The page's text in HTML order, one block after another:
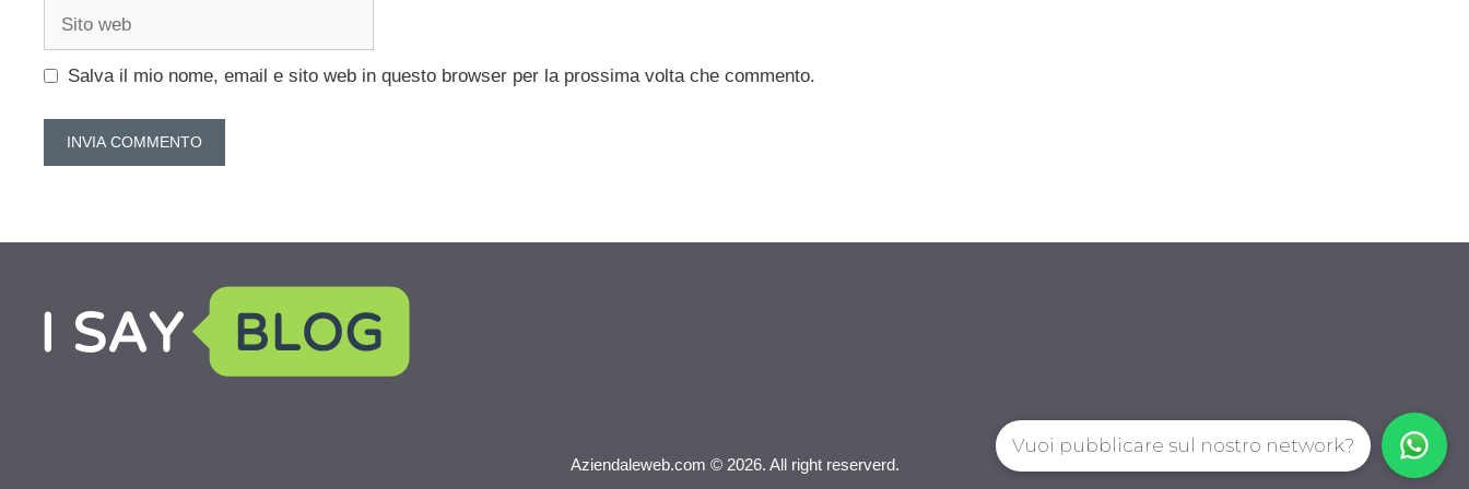
Sito
Salva il mio nome, email e sito web in questo browser per la prossima volta che commento.
Aziendaleweb.com © 2026. All right reserverd.
Vuoi pubblicare sul nostro network?